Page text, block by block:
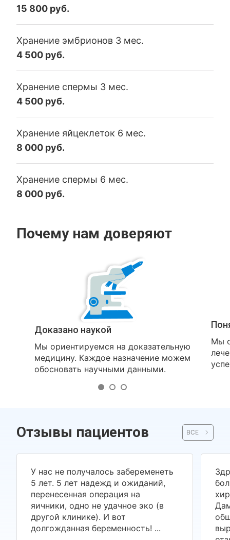
15 800 руб.
Хранение эмбрионов 3 мес.
4 500 руб.
Хранение спермы 3 мес.
4 500 руб.
Хранение яйцеклеток 6 мес.
8 000 руб.
Хранение спермы 6 мес.
8 000 руб.
Почему нам доверяют
Доказано наукой
Мы ориентируемся на доказательную
медицину. Каждое назначение можем
обосновать научными данными.
Мы
Отзывы пациентов ВСЕ
У нас не получалось забеременеть
5 лет. 5 лет надежд и ожиданий,
перенесенная операция на
яичники, одно не удачное эко (в
другой клинике). И вот
долгожданная беременность! ...